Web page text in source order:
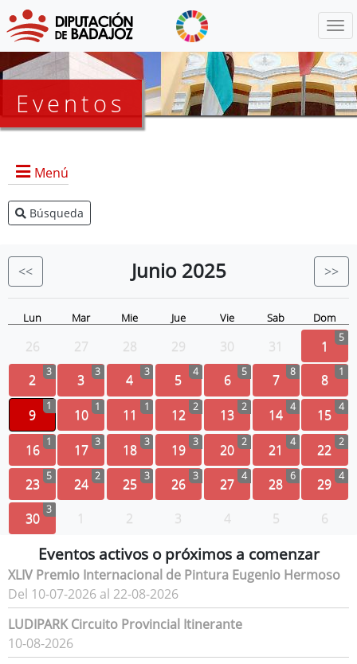
Eventos
Menú
Agenda Presidencia
Eventos
Búsqueda
<< Junio 2025 >>
Lun Mar Mie Jue Vie Sab Dom
26 27 28 29 30 31 1 5
2 3 3 3 4 3 5 4 6 5 7 8 8 1
9
1
10 1 11 1 12 2 13 2 14 4 15 4
16 1 17 3 18 3 19 3 20 2 21 4 22 2
23 5 24 2 25 3 26 3 27 4 28 6 29 4
30 3 1 2 3 4 5 6
Eventos activos o próximos a comenzar
XLIV Premio Internacional de Pintura Eugenio Hermoso
Del 10-07-2026 al 22-08-2026
LUDIPARK Circuito Provincial Itinerante
10-08-2026